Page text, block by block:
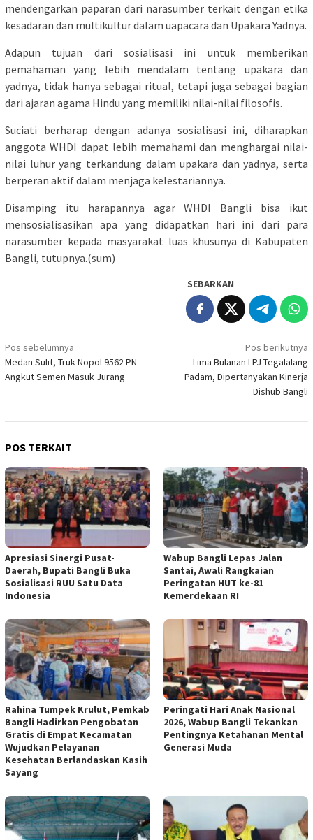
mendengarkan paparan dari narasumber terkait dengan etika
kesadaran dan multikultur dalam uapacara dan Upakara Yadnya.
Adapun tujuan dari sosialisasi ini untuk memberikan
pemahaman yang lebih mendalam tentang upakara dan
yadnya, tidak hanya sebagai ritual, tetapi juga sebagai bagian
dari ajaran agama Hindu yang memiliki nilai-nilai filosofis.
Suciati berharap dengan adanya sosialisasi ini, diharapkan
anggota WHDI dapat lebih memahami dan menghargai nilai-
nilai luhur yang terkandung dalam upakara dan yadnya, serta
berperan aktif dalam menjaga kelestariannya.
Disamping itu harapannya agar WHDI Bangli bisa ikut
mensosialisasikan apa yang didapatkan hari ini dari para
narasumber kepada masyarakat luas khusunya di Kabupaten
Bangli, tutupnya.(sum)
SEBARKAN
Navigasi
pos
Pos sebelumnya
Medan Sulit, Truk Nopol 9562 PN
Angkut Semen Masuk Jurang
Pos berikutnya
Lima Bulanan LPJ Tegalalang
Padam, Dipertanyakan Kinerja
Dishub Bangli
POS TERKAIT
Apresiasi Sinergi Pusat-
Daerah, Bupati Bangli Buka
Sosialisasi RUU Satu Data
Indonesia
Wabup Bangli Lepas Jalan
Santai, Awali Rangkaian
Peringatan HUT ke-81
Kemerdekaan RI
Rahina Tumpek Krulut, Pemkab
Bangli Hadirkan Pengobatan
Gratis di Empat Kecamatan
Wujudkan Pelayanan
Kesehatan Berlandaskan Kasih
Sayang
Peringati Hari Anak Nasional
2026, Wabup Bangli Tekankan
Pentingnya Ketahanan Mental
Generasi Muda